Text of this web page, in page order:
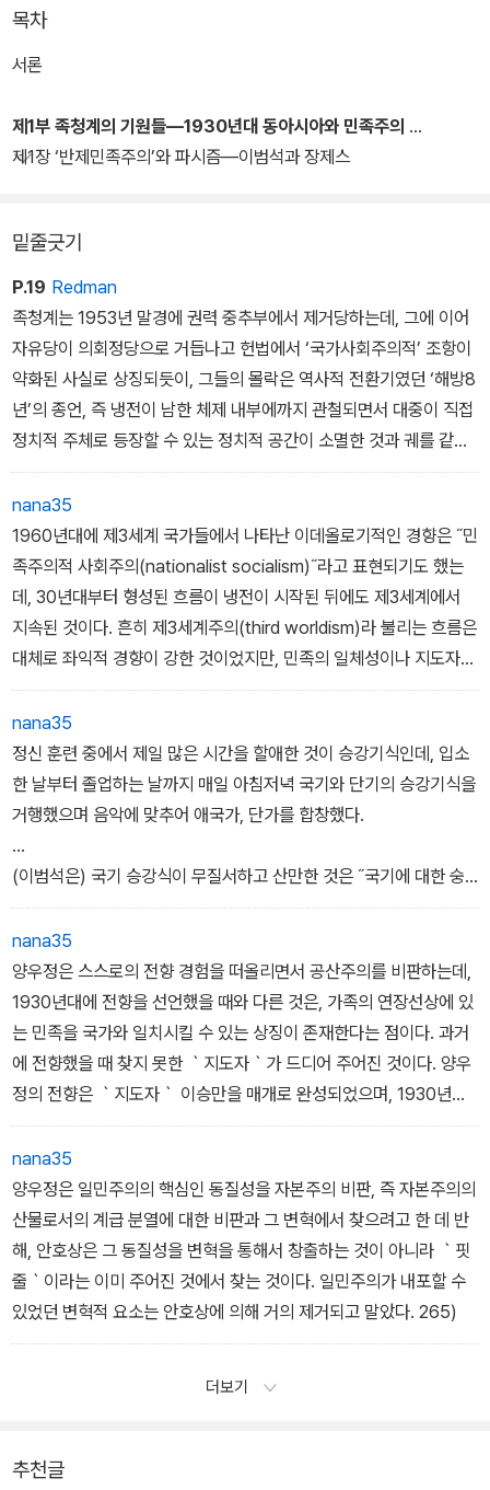
에 대한 분석을 대체하면서 대체로 초기 대한민국의 사상적, 정치적
지형에 대한 분석을 간과해왔다면, 후지이 다케시는 철저한 실증을
제'(후기 이승만 정권)의 차이를 밝혀내고 있다.
세력이 이 책의 주제가 되는 족청계(族靑系)이다.
저자는 회고록 등에 의존해온 기존 연구의 한계를 벗어나 모든 사건
의 정확한 시기를 특정하고 지방에서 일어난 일들까지 세밀하게 조명
하기 위해 당대의 신문자료를 최대한 적극적으로 활용하여 시계열적
으로 역사적 흐름을 재구성해냈다. 또 미군정, 미 대사관 등에서 작성
한 보고서나 미 국무부의 외교관련 문서들, 주요 인물들의 저작과 기
이런 과정을 통해 지금까지 제대로 규명되지 않았던 해방8년의 정치
지형을 입체적으로 조명하는 데 성공했다. 특히 족청의 중앙단부뿐
아니라 지방조직까지, 원내.원외자유당 구성원의 출신과 계파, 정치
적 경향까지 추적하여 밝힘으로써 당대 정치세력의 갈등구조와 헤게
모니 양상을 실증해낸 것은 커다란 성과라고 할 만하다.
목차
서론
제1부 족청계의 기원들―1930년대 동아시아와 민족주의
제1장 ‘반제민족주의’와 파시즘―이범석과 장제스
밑줄긋기
P.19 Redman
족청계는 1953년 말경에 권력 중추부에서 제거당하는데, 그에 이어
자유당이 의회정당으로 거듭나고 헌법에서 ‘국가사회주의적’ 조항이
약화된 사실로 상징되듯이, 그들의 몰락은 역사적 전환기였던 ‘해방8
년’의 종언, 즉 냉전이 남한 체제 내부에까지 관철되면서 대중이 직접
정치적 주체로 등장할 수 있는 정치적 공간이 소멸한 것과 궤를 같이
했다.
nana35
1960년대에 제3세계 국가들에서 나타난 이데올로기적인 경향은 ˝민
족주의적 사회주의(nationalist socialism)˝라고 표현되기도 했는
데, 30년대부터 형성된 흐름이 냉전이 시작된 뒤에도 제3세계에서
지속된 것이다. 흔히 제3세계주의(third worldism)라 불리는 흐름은
대체로 좌익적 경향이 강한 것이었지만, 민족의 일체성이나 지도자를
강조하는 측면에서는 파시즘과도 공통적인 지점들이 존재했다. 29)
nana35
정신 훈련 중에서 제일 많은 시간을 할애한 것이 승강기식인데, 입소
한 날부터 졸업하는 날까지 매일 아침저녁 국기와 단기의 승강기식을
거행했으며 음악에 맞추어 애국가, 단가를 합창했다.
...
(이범석은) 국기 승강식이 무질서하고 산만한 것은 ˝국기에 대한 숭
경심, 따라서 국가 관념과 민족의식이 박약하다는 것, 즉 민족적 결속
이 결여되어 있다는 것을 여실히 들어내는 것˝이라며 국기에 대한 의
식의 중요성을 강조했다. 137)
nana35
양우정은 스스로의 전향 경험을 떠올리면서 공산주의를 비판하는데,
1930년대에 전향을 선언했을 때와 다른 것은, 가족의 연장선상에 있
는 민족을 국가와 일치시킬 수 있는 상징이 존재한다는 점이다. 과거
에 전향했을 때 찾지 못한 ｀지도자｀가 드디어 주어진 것이다. 양우
정의 전향은 ｀지도자｀ 이승만을 매개로 완성되었으며, 1930년대
에 천황제를 매개로 고바야시 모리토가 전향자운동을 추진했듯이, 양
우정 역시 이승만을 앞세우면서 전향 공작에 앞장서게 된다. 237)
nana35
양우정은 일민주의의 핵심인 동질성을 자본주의 비판, 즉 자본주의의
산물로서의 계급 분열에 대한 비판과 그 변혁에서 찾으려고 한 데 반
해, 안호상은 그 동질성을 변혁을 통해서 창출하는 것이 아니라 ｀핏
줄｀이라는 이미 주어진 것에서 찾는 것이다. 일민주의가 내포할 수
있었던 변혁적 요소는 안호상에 의해 거의 제거되고 말았다. 265)
더보기
추천글